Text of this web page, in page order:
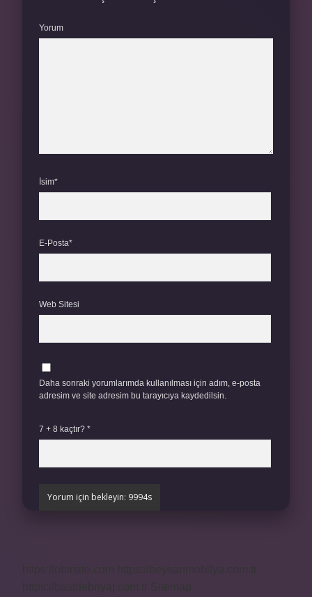
Yorum
İsim*
E-Posta*
Web Sitesi
Daha sonraki yorumlarımda kullanılması için adım, e-posta
adresim ve site adresim bu tarayıcıya kaydedilsin.
7 + 8 kaçtır? *